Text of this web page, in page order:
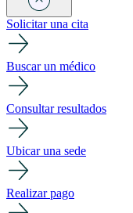
Solicitar una cita
Buscar un médico
Consultar resultados
Ubicar una sede
Realizar pago